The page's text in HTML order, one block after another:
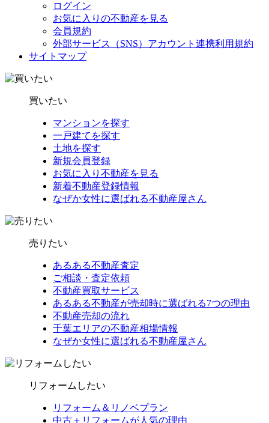
ログイン
お気に入りの不動産を見る
会員規約
外部サービス（SNS）アカウント連携利用規約
サイトマップ
買いたい
マンションを探す
一戸建てを探す
土地を探す
新規会員登録
お気に入り不動産を見る
新着不動産登録情報
なぜか女性に選ばれる不動産屋さん
売りたい
あるある不動産査定
ご相談・査定依頼
不動産買取サービス
あるある不動産が売却時に選ばれる7つの理由
不動産売却の流れ
千葉エリアの不動産相場情報
なぜか女性に選ばれる不動産屋さん
リフォームしたい
リフォーム＆リノベプラン
中古＋リフォームが人気の理由